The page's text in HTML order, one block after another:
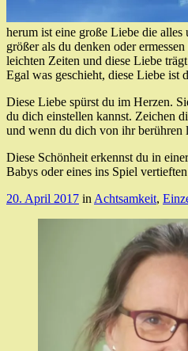
herum ist eine große Liebe die
größer als du denken oder
leichten Zeiten und diese Liebe
Egal was geschieht, diese Liebe ist
Diese Liebe spürst du im Herzen.
du dich einstellen kannst. Zeichen
und wenn du dich von ihr berühren
Diese Schönheit erkennst du in
Babys oder eines ins Spiel
20. April 2017 in Achtsamkeit,